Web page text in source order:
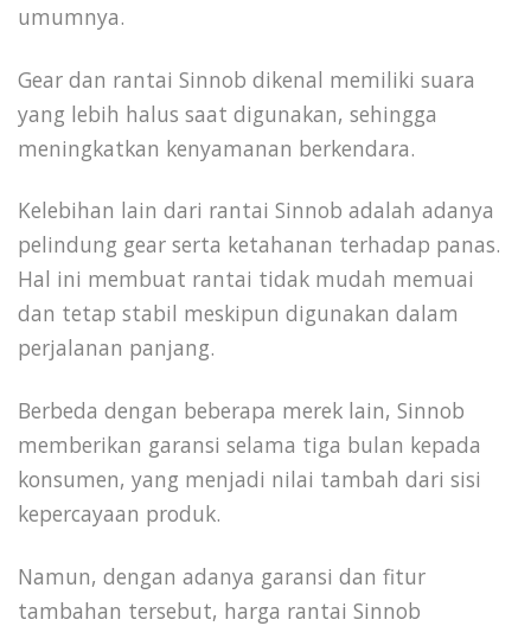
umumnya.
Gear dan rantai Sinnob dikenal memiliki suara
yang lebih halus saat digunakan, sehingga
meningkatkan kenyamanan berkendara.
Kelebihan lain dari rantai Sinnob adalah adanya
pelindung gear serta ketahanan terhadap panas.
Hal ini membuat rantai tidak mudah memuai
dan tetap stabil meskipun digunakan dalam
perjalanan panjang.
Berbeda dengan beberapa merek lain, Sinnob
memberikan garansi selama tiga bulan kepada
konsumen, yang menjadi nilai tambah dari sisi
kepercayaan produk.
Namun, dengan adanya garansi dan fitur
tambahan tersebut, harga rantai Sinnob